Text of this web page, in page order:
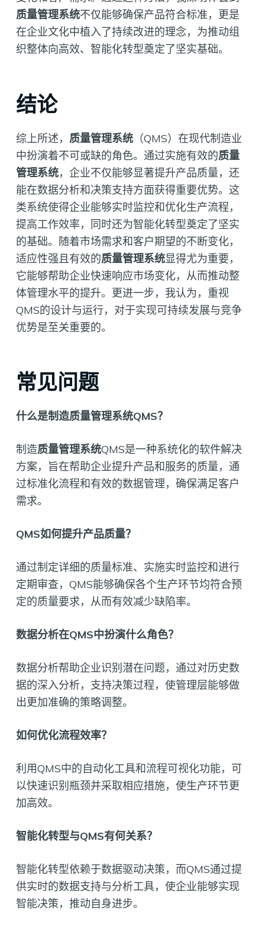
质量管理系统不仅能够确保产品符合标准，更是
在企业文化中植入了持续改进的理念，为推动组
织整体向高效、智能化转型奠定了坚实基础。
结论
综上所述， 质量管理系统（QMS）在现代制造业
中扮演着不可或缺的角色。通过实施有效的质量
管理系统，企业不仅能够显著提升产品质量，还
能在数据分析和决策支持方面获得重要优势。这
类系统使得企业能够实时监控和优化生产流程，
提高工作效率，同时还为智能化转型奠定了坚实
的基础。随着市场需求和客户期望的不断变化，
适应性强且有效的质量管理系统显得尤为重要，
它能够帮助企业快速响应市场变化，从而推动整
体管理水平的提升。更进一步，我认为，重视
QMS的设计与运行，对于实现可持续发展与竞争
优势是至关重要的。
常见问题
什么是制造质量管理系统QMS？
制造质量管理系统QMS是一种系统化的软件解决
方案，旨在帮助企业提升产品和服务的质量，通
过标准化流程和有效的数据管理，确保满足客户
需求。
QMS如何提升产品质量？
通过制定详细的质量标准、实施实时监控和进行
定期审查，QMS能够确保各个生产环节均符合预
定的质量要求，从而有效减少缺陷率。
数据分析在QMS中扮演什么角色？
数据分析帮助企业识别潜在问题，通过对历史数
据的深入分析，支持决策过程，使管理层能够做
出更加准确的策略调整。
如何优化流程效率？
利用QMS中的自动化工具和流程可视化功能，可
以快速识别瓶颈并采取相应措施，使生产环节更
加高效。
智能化转型与QMS有何关系？
智能化转型依赖于数据驱动决策，而QMS通过提
供实时的数据支持与分析工具，使企业能够实现
智能决策，推动自身进步。